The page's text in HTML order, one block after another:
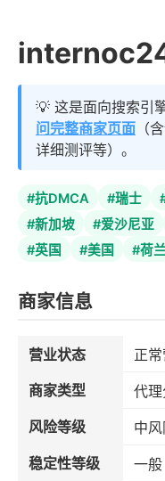
💡 这是面向搜索引
问完整商家页面 （
详细测评等）。
#抗DMCA #瑞士
#新加坡
#爱沙尼亚
#英国
#美国 #荷
商家信息
营业状态
正
商家类型
代
风险等级
中
稳定性等级
一般